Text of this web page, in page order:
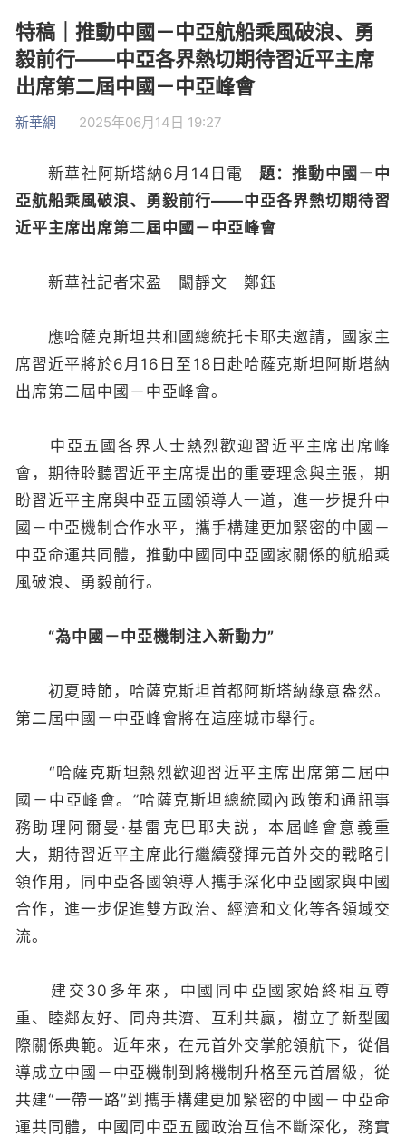
特稿｜推動中國－中亞航船乘風破浪、勇
毅前行——中亞各界熱切期待習近平主席
出席第二屆中國－中亞峰會
新華網 2025年06月14日 19:27
新華社阿斯塔納6月14日電題：推動中國－中
亞航船乘風破浪、勇毅前行——中亞各界熱切期待習
近平主席出席第二屆中國－中亞峰會
新華社記者宋盈 闞靜文 鄭鈺
應哈薩克斯坦共和國總統托卡耶夫邀請，國家主
席習近平將於6月16日至18日赴哈薩克斯坦阿斯塔納
出席第二屆中國－中亞峰會。
中亞五國各界人士熱烈歡迎習近平主席出席峰
會，期待聆聽習近平主席提出的重要理念與主張，期
盼習近平主席與中亞五國領導人一道，進一步提升中
國－中亞機制合作水平，攜手構建更加緊密的中國－
中亞命運共同體，推動中國同中亞國家關係的航船乘
風破浪、勇毅前行。
“為中國－中亞機制注入新動力”
初夏時節，哈薩克斯坦首都阿斯塔納綠意盎然。
第二屆中國－中亞峰會將在這座城市舉行。
“哈薩克斯坦熱烈歡迎習近平主席出席第二屆中
國－中亞峰會。”哈薩克斯坦總統國內政策和通訊事
務助理阿爾曼·基雷克巴耶夫説，本屆峰會意義重
大，期待習近平主席此行繼續發揮元首外交的戰略引
領作用，同中亞各國領導人攜手深化中亞國家與中國
合作，進一步促進雙方政治、經濟和文化等各領域交
流。
建交30多年來，中國同中亞國家始終相互尊
重、睦鄰友好、同舟共濟、互利共贏，樹立了新型國
際關係典範。近年來，在元首外交掌舵領航下，從倡
導成立中國－中亞機制到將機制升格至元首層級，從
共建“一帶一路”到攜手構建更加緊密的中國－中亞命
運共同體，中國同中亞五國政治互信不斷深化，務實